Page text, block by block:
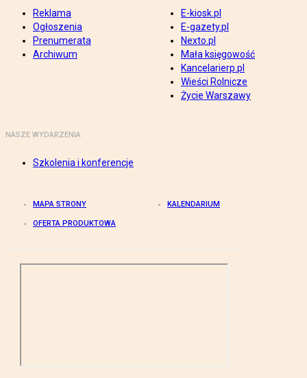
Reklama
Ogłoszenia
Prenumerata
Archiwum
E-kiosk.pl
E-gazety.pl
Nexto.pl
Mała księgowość
Kancelarierp.pl
Wieści Rolnicze
Życie Warszawy
NASZE WYDARZENIA
Szkolenia i konferencje
MAPA STRONY KALENDARIUM
OFERTA PRODUKTOWA